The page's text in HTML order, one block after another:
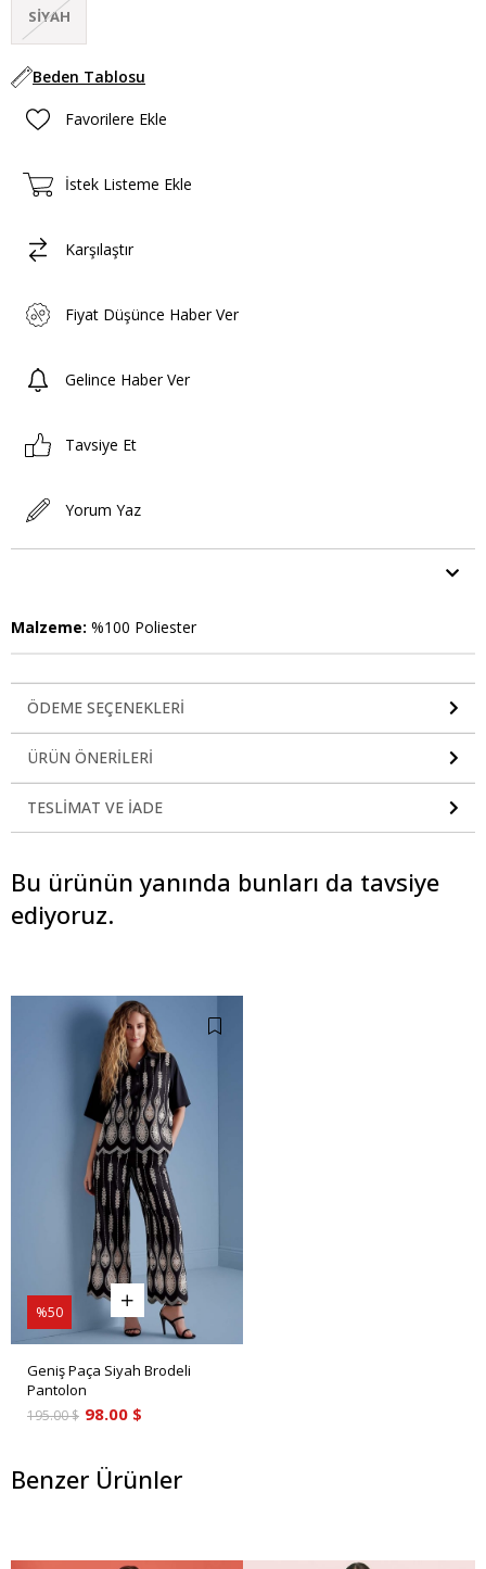
SIYAH
Beden Tablosu
Favorilere Ekle
İstek Listeme Ekle
Karşılaştır
Fiyat Düşünce Haber Ver
Gelince Haber Ver
Tavsiye Et
Yorum Yaz
Malzeme: %100 Poliester
ÖDEME SEÇENEKLERI
ÜRÜN ÖNERILERI
TESLIMAT VE İADE
Bu ürünün yanında bunları da tavsiye
ediyoruz.
Geniş Paça Siyah Brodeli
Pantolon
98.00 $
195.00 $
%50
Benzer Ürünler